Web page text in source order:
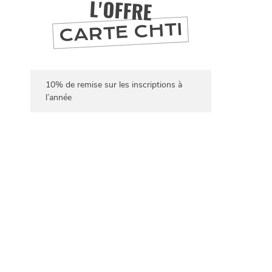
L'OFFRE
CARTE CHTI
10% de remise sur les inscriptions à
l’année